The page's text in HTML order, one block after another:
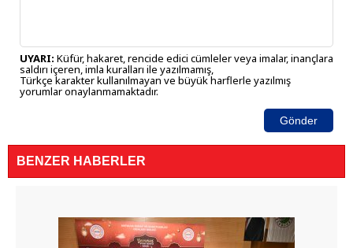
UYARI: Küfür, hakaret, rencide edici cümleler veya imalar, inançlara
saldırı içeren, imla kuralları ile yazılmamış,
Türkçe karakter kullanılmayan ve büyük harflerle yazılmış
yorumlar onaylanmamaktadır.
Gönder
BENZER HABERLER